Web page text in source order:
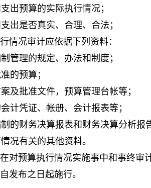
出预算的实际执行情况；
出是否真实、合理、合法；
情况审计应依据下列资料：
管理的规定、办法和制度；
的预算；
及批准文件，预算管理台帐等；
计凭证、帐册、会计报表等；
的财务决算报表和财务决算分析报
况有关的其他资料。
对预算执行情况实施事中和事终审
发布之日起施行。